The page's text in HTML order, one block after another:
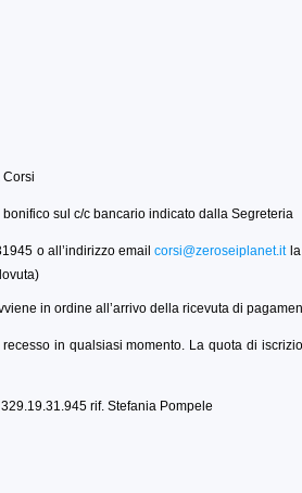
Corsi
sul c/c bancario indicato dalla Segreteria
o all’indirizzo emailcorsi@zeroseiplanet.itla
in ordine all’arrivo della ricevuta di
in qualsiasi momento. La quota di
rif. Stefania Pompele